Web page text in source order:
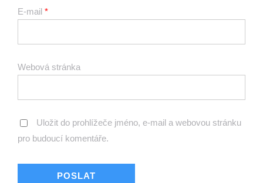
E-mail *
Webová stránka
Uložit do prohlížeče jméno, e-mail a webovou stránku
pro budoucí komentáře.